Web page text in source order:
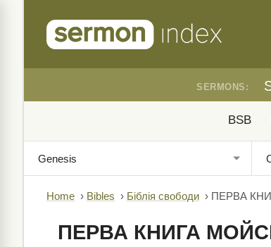
SERMONS:
BSB
Home › Bibles › Біблія свободи › ПЕРВА
ПЕРВА КНИГА